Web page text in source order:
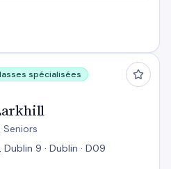
spécialisées
Seniors
9 · Dublin · D09